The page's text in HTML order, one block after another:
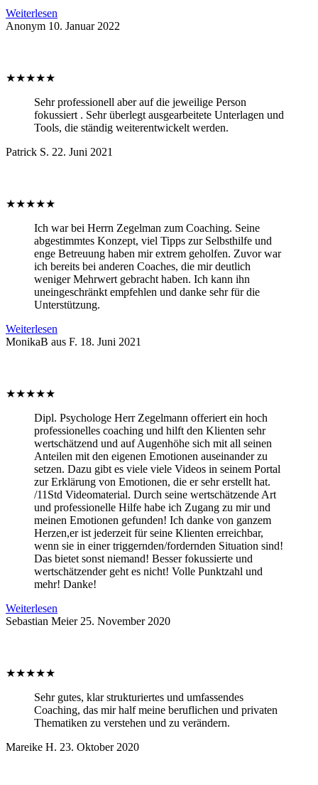
Weiterlesen
Anonym 10. Januar 2022
★★★★★
Sehr professionell aber auf die jeweilige Person
fokussiert . Sehr überlegt ausgearbeitete Unterlagen und
Tools, die ständig weiterentwickelt werden.
Patrick S. 22. Juni 2021
★★★★★
Ich war bei Herrn Zegelman zum Coaching. Seine
abgestimmtes Konzept, viel Tipps zur Selbsthilfe und
enge Betreuung haben mir extrem geholfen. Zuvor war
ich bereits bei anderen Coaches, die mir deutlich
weniger Mehrwert gebracht haben. Ich kann ihn
uneingeschränkt empfehlen und danke sehr für die
Unterstützung.
Weiterlesen
MonikaB aus F. 18. Juni 2021
★★★★★
Dipl. Psychologe Herr Zegelmann offeriert ein hoch
professionelles coaching und hilft den Klienten sehr
wertschätzend und auf Augenhöhe sich mit all seinen
Anteilen mit den eigenen Emotionen auseinander zu
setzen. Dazu gibt es viele viele Videos in seinem Portal
zur Erklärung von Emotionen, die er sehr erstellt hat.
/11Std Videomaterial. Durch seine wertschätzende Art
und professionelle Hilfe habe ich Zugang zu mir und
meinen Emotionen gefunden! Ich danke von ganzem
Herzen,er ist jederzeit für seine Klienten erreichbar,
wenn sie in einer triggernden/fordernden Situation sind!
Das bietet sonst niemand! Besser fokussierte und
wertschätzender geht es nicht! Volle Punktzahl und
mehr! Danke!
Weiterlesen
Sebastian Meier 25. November 2020
★★★★★
Sehr gutes, klar strukturiertes und umfassendes
Coaching, das mir half meine beruflichen und privaten
Thematiken zu verstehen und zu verändern.
Mareike H. 23. Oktober 2020